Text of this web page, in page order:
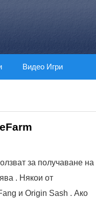
Видео Игри
за получаване на
. Някои от
и Origin Sash . Ако